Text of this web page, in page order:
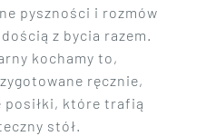
pyszności i rozmów
z bycia razem.
kochamy to,
ręcznie,
posiłki, które trafią
stół.